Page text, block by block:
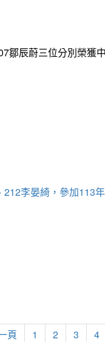
鄒辰蔚三位分別榮獲
李晏綺，參加113
頁 1 2 3 4